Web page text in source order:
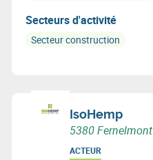
Secteurs d'activité
Secteur construction
IsoHemp
5380 Fernelmont
ACTEUR